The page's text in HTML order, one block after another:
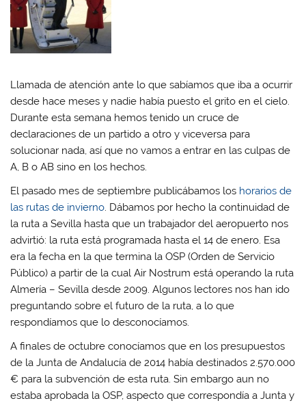
Llamada de atención ante lo que sabíamos que iba a ocurrir
desde hace meses y nadie había puesto el grito en el cielo.
Durante esta semana hemos tenido un cruce de
declaraciones de un partido a otro y viceversa para
solucionar nada, así que no vamos a entrar en las culpas de
A, B o AB sino en los hechos.
El pasado mes de septiembre publicábamos los horarios de
las rutas de invierno. Dábamos por hecho la continuidad de
la ruta a Sevilla hasta que un trabajador del aeropuerto nos
advirtió: la ruta está programada hasta el 14 de enero. Esa
era la fecha en la que termina la OSP (Orden de Servicio
Público) a partir de la cual Air Nostrum está operando la ruta
Almería – Sevilla desde 2009. Algunos lectores nos han ido
preguntando sobre el futuro de la ruta, a lo que
respondíamos que lo desconocíamos.
A finales de octubre conocíamos que en los presupuestos
de la Junta de Andalucía de 2014 había destinados 2.570.000
€ para la subvención de esta ruta. Sin embargo aun no
estaba aprobada la OSP, aspecto que correspondía a Junta y